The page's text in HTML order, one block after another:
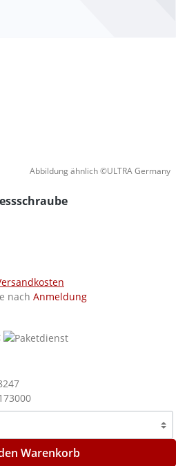
Abbildung ähnlich ©ULTRA Germany
nach Anmeldung
Warenkorb